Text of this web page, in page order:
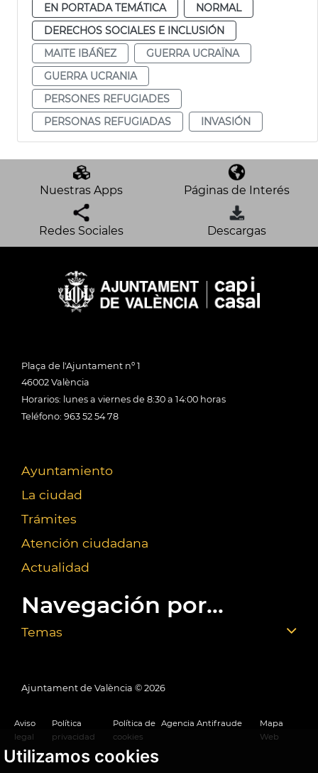
Utilizamos cookies
EN PORTADA TEMÁTICA
NORMAL
DERECHOS SOCIALES E INCLUSIÓN
MAITE IBÁÑEZ
GUERRA UCRAÏNA
GUERRA UCRANIA
PERSONES REFUGIADES
PERSONAS REFUGIADAS
INVASIÓN
Nuestras Apps Páginas de Interés
Redes Sociales Descargas
Plaça de l'Ajuntament nº 1
46002 València
Horarios: lunes a viernes de 8:30 a 14:00 horas
Teléfono: 963 52 54 78
Ayuntamiento
La ciudad
Trámites
Atención ciudadana
Actualidad
Navegación por...
Temas
Ajuntament de València © 2026
Aviso
legal
Política
privacidad
Política de
cookies
Agencia Antifraude
Mapa
Web